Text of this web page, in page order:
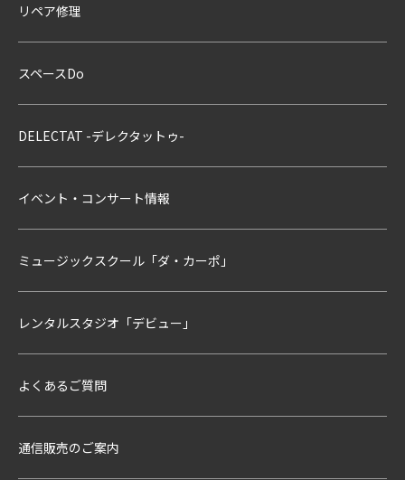
リペア修理
スペースDo
DELECTAT -デレクタットゥ-
イベント・コンサート情報
ミュージックスクール「ダ・カーポ」
レンタルスタジオ「デビュー」
よくあるご質問
通信販売のご案内